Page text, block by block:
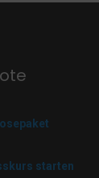
starten